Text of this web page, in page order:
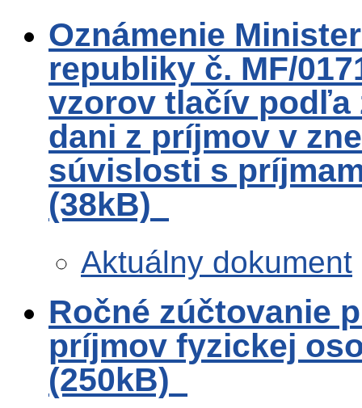
Oznámenie
republiky č. MF/
vzorov tlačív podľa
dani z príjmov v
súvislosti s
(38kB)
Aktuálny dokument
Ročné zúčtovanie
príjmov fyzickej
(250kB)